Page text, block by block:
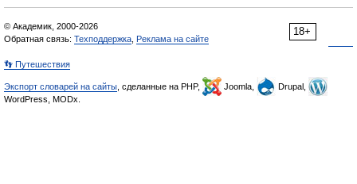
18+
© Академик, 2000-2026
Обратная связь: Техподдержка Реклама на сайте
👣 Путешествия
Экспорт словарей на сайты , сделанные на PHP, Joomla,
Drupal,
WordPress, MODx.